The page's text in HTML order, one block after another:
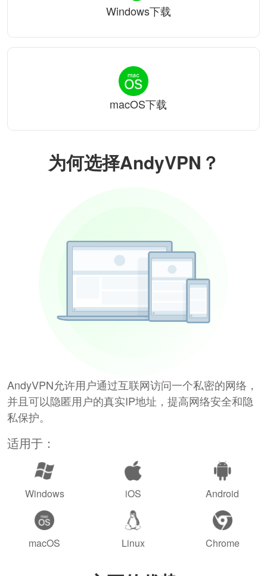
为何选择AndyVPN？
AndyVPN允许用户通过互联网访问一个私密的网络，
并且可以隐匿用户的真实IP地址，提高网络安全和隐
私保护。
适用于：
Windows iOS Android
macOS Linux Chrome
Windows下载
macOS下载